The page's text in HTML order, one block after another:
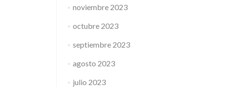
noviembre 2023
octubre 2023
septiembre 2023
agosto 2023
julio 2023